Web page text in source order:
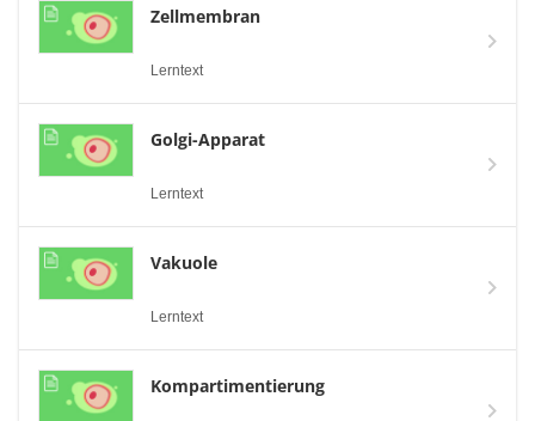
Zellmembran
Lerntext
Golgi-Apparat
Lerntext
Vakuole
Lerntext
Kompartimentierung